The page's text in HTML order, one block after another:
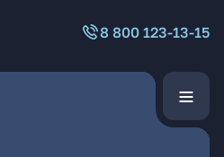
8 800 123-13-15